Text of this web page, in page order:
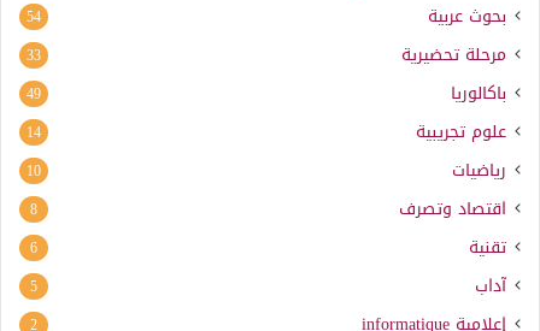
بحوث عربية 54
مرحلة تحضيرية 33
باكالوريا 49
علوم تجريبية 14
رياضيات 10
اقتصاد وتصرف 8
تقنية 6
آداب 5
2